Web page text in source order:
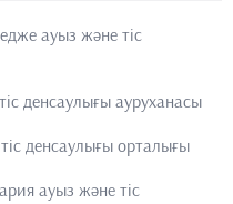
ауыз және тіс
денсаулығы ауруханасы
денсаулығы орталығы
ауыз және тіс